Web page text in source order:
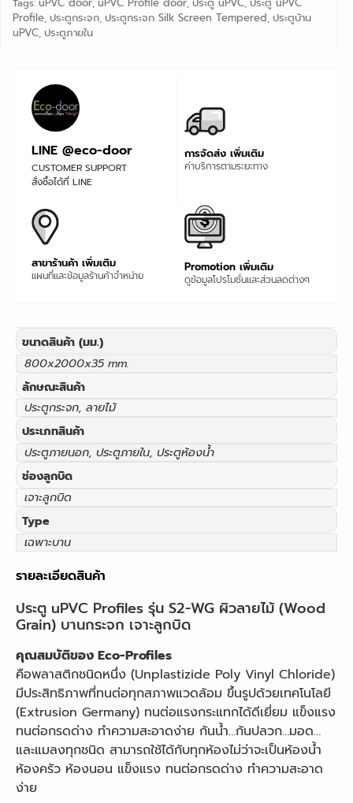
Profile ประตูกระจก ประตูกระจก Silk Screen Tempered ประตูบ้าน
uPVC ประตูภายใน
LINE @eco-door
CUSTOMER SUPPORT
สั่งซื้อได้ที่ LINE
การจัดส่ง เพิ่มเติม
ค่าบริการตามระยะทาง
สาขาร้านค้า เพิ่มเติม
แผนที่และข้อมูลร้านค้าจำหน่าย
Promotion เพิ่มเติม
ดูข้อมูลโปรโมชั่นและส่วนลดต่างๆ
ขนาดสินค้า (มม.)
800x2000x35 mm.
ลักษณะสินค้า
ประตูกระจก, ลายไม้
ประเภทสินค้า
ประตูภายนอก, ประตูภายใน, ประตูห้องน้ำ
ช่องลูกบิด
เจาะลูกบิด
Type
เฉพาะบาน
รายละเอียดสินค้า
ประตู uPVC Profiles รุ่น S2-WG ผิวลายไม้ (Wood
Grain) บานกระจก เจาะลูกบิด
คุณสมบัติของ Eco-Profiles
คือพลาสติกชนิดหนึ่ง (Unplastizide Poly Vinyl Chloride)
มีประสิทธิภาพที่ทนต่อทุกสภาพแวดล้อม ขึ้นรูปด้วยเทคโนโลยี
(Extrusion Germany) ทนต่อแรงกระแทกได้ดีเยี่ยม แข็งแรง
ทนต่อกรดด่าง ทำความสะอาดง่าย กันน้ำ…กันปลวก…มอด…
และแมลงทุกชนิด สามารถใช้ได้กับทุกห้องไม่ว่าจะเป็นห้องน้ำ
ห้องครัว ห้องนอน แข็งแรง ทนต่อกรดด่าง ทำความสะอาด
ง่าย